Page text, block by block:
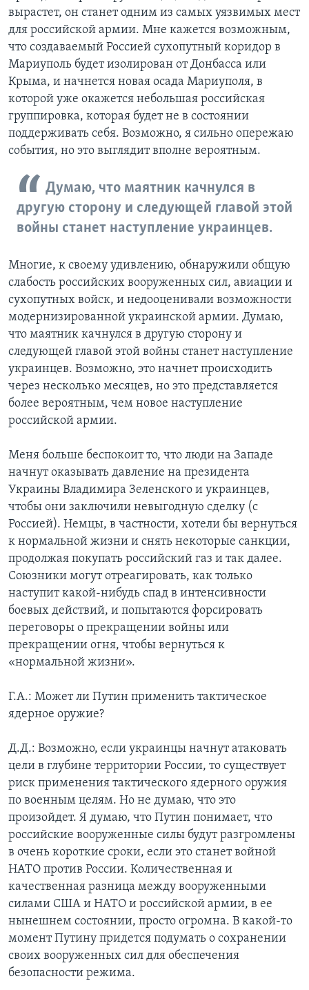
вырастет, он станет одним из самых уязвимых мест
для российской армии. Мне кажется возможным,
что создаваемый Россией сухопутный коридор в
Мариуполь будет изолирован от Донбасса или
Крыма, и начнется новая осада Мариуполя, в
которой уже окажется небольшая российская
группировка, которая будет не в состоянии
поддерживать себя. Возможно, я сильно опережаю
события, но это выглядит вполне вероятным.
Думаю, что маятник качнулся в
другую сторону и следующей главой этой
войны станет наступление украинцев.
Многие, к своему удивлению, обнаружили общую
слабость российских вооруженных сил, авиации и
сухопутных войск, и недооценивали возможности
модернизированной украинской армии. Думаю,
что маятник качнулся в другую сторону и
следующей главой этой войны станет наступление
украинцев. Возможно, это начнет происходить
через несколько месяцев, но это представляется
более вероятным, чем новое наступление
российской армии.
Меня больше беспокоит то, что люди на Западе
начнут оказывать давление на президента
Украины Владимира Зеленского и украинцев,
чтобы они заключили невыгодную сделку (с
Россией). Немцы, в частности, хотели бы вернуться
к нормальной жизни и снять некоторые санкции,
продолжая покупать российский газ и так далее.
Союзники могут отреагировать, как только
наступит какой-нибудь спад в интенсивности
боевых действий, и попытаются форсировать
переговоры о прекращении войны или
прекращении огня, чтобы вернуться к
«нормальной жизни».
Г.А.: Может ли Путин применить тактическое
ядерное оружие?
Д.Д.: Возможно, если украинцы начнут атаковать
цели в глубине территории России, то существует
риск применения тактического ядерного оружия
по военным целям. Но не думаю, что это
произойдет. Я думаю, что Путин понимает, что
российские вооруженные силы будут разгромлены
в очень короткие сроки, если это станет войной
НАТО против России. Количественная и
качественная разница между вооруженными
силами США и НАТО и российской армии, в ее
нынешнем состоянии, просто огромна. В какой-то
момент Путину придется подумать о сохранении
своих вооруженных сил для обеспечения
безопасности режима.